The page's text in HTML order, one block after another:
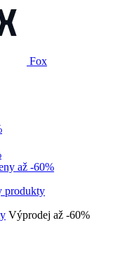
Fox
až -60%
Výprodej až -60%